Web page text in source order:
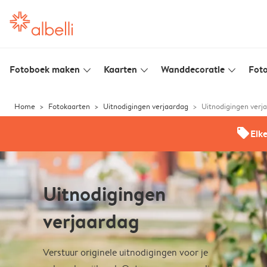
Fotoboek maken slim_arrow_down Kaarten slim_arrow_down Wanddecoratie slim_arrow_down
Home Fotokaarten Uitnodigingen verjaardag Uitnodigingen
offers
Uitnodigingen
verjaardag
Verstuur originele uitnodigingen voor je